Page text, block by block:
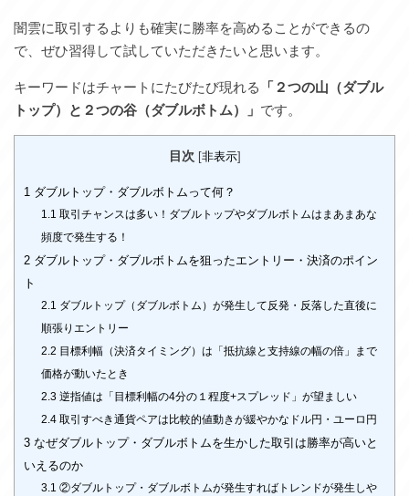
闇雲に取引するよりも確実に勝率を高めることができるの
で、ぜひ習得して試していただきたいと思います。
キーワードはチャートにたびたび現れる
「２つの山（ダブル
トップ）と２つの谷（ダブルボトム）」 です。
目次 [非表示]
1 ダブルトップ・ダブルボトムって何？
1.1 取引チャンスは多い！ダブルトップやダブルボトムはまあまあな
頻度で発生する！
2 ダブルトップ・ダブルボトムを狙ったエントリー・決済のポイン
ト
2.1 ダブルトップ（ダブルボトム）が発生して反発・反落した直後に
順張りエントリー
2.2 目標利幅（決済タイミング）は「抵抗線と支持線の幅の倍」まで
価格が動いたとき
2.3 逆指値は「目標利幅の4分の１程度+スプレッド」が望ましい
2.4 取引すべき通貨ペアは比較的値動きが緩やかなドル円・ユーロ円
3 なぜダブルトップ・ダブルボトムを生かした取引は勝率が高いと
いえるのか
3.1 ②ダブルトップ・ダブルボトムが発生すればトレンドが発生しや